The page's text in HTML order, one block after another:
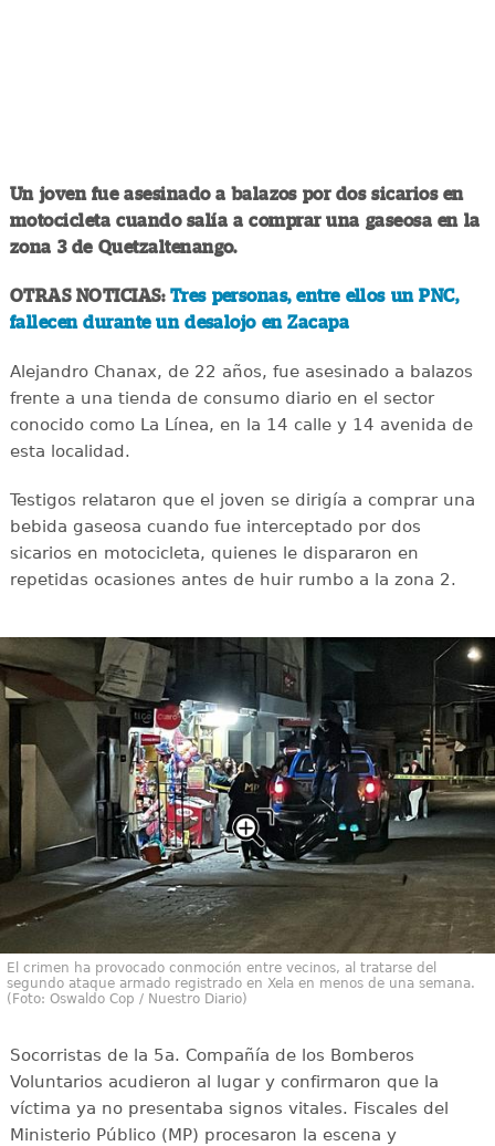
Un joven fue asesinado a balazos por dos sicarios en
motocicleta cuando salía a comprar una gaseosa en la
zona 3 de Quetzaltenango.
OTRAS NOTICIAS: Tres personas, entre ellos un PNC,
fallecen durante un desalojo en Zacapa
Alejandro Chanax, de 22 años, fue asesinado a balazos
frente a una tienda de consumo diario en el sector
conocido como La Línea, en la 14 calle y 14 avenida de
esta localidad.
Testigos relataron que el joven se dirigía a comprar una
bebida gaseosa cuando fue interceptado por dos
sicarios en motocicleta, quienes le dispararon en
repetidas ocasiones antes de huir rumbo a la zona 2.
El crimen ha provocado conmoción entre vecinos, al tratarse del
segundo ataque armado registrado en Xela en menos de una semana.
(Foto: Oswaldo Cop / Nuestro Diario)
Socorristas de la 5a. Compañía de los Bomberos
Voluntarios acudieron al lugar y confirmaron que la
víctima ya no presentaba signos vitales. Fiscales del
Ministerio Público (MP) procesaron la escena y